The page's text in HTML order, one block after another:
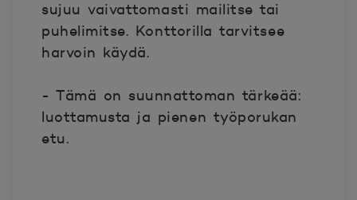
sujuu vaivattomasti mailitse tai
puhelimitse. Konttorilla tarvitsee
harvoin käydä.
- Tämä on suunnattoman tärkeää:
luottamusta ja pienen työporukan
etu.